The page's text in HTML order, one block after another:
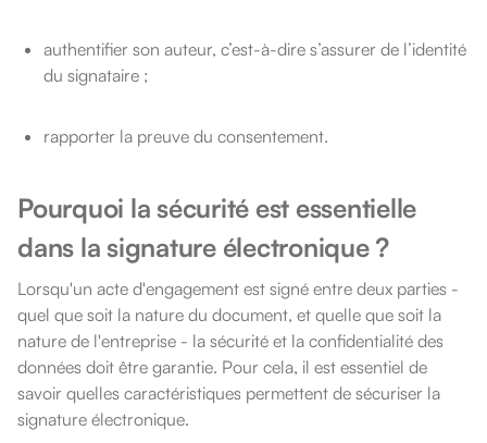
authentifier son auteur, c’est-à-dire s’assurer de l’identité
du signataire ;
rapporter la preuve du consentement.
Pourquoi la sécurité est essentielle
dans la signature électronique ?
Lorsqu'un acte d'engagement est signé entre deux parties -
quel que soit la nature du document, et quelle que soit la
nature de l'entreprise - la sécurité et la confidentialité des
données doit être garantie. Pour cela, il est essentiel de
savoir quelles caractéristiques permettent de sécuriser la
signature électronique.